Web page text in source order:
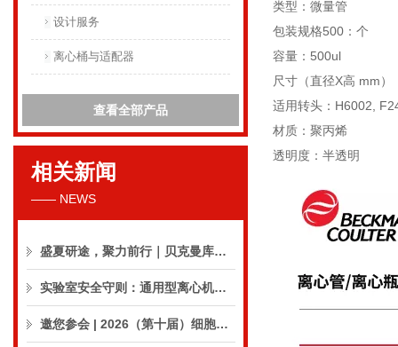
设计服务
离心桶与适配器
查看全部产品
相关新闻
—— NEWS
盛夏研途，聚力前行｜贝克曼库尔特生命科学8月活动预告
实验室安全守则：通用型离心机操作与保养的10个要点
邀您参会 | 2026（第十届）细胞外囊泡合规与临床应用大会
类型：微量管
包装规格500：个
容量：500ul
尺寸（直径X高 mm）
适用转头：H6002,
材质：聚丙烯
透明度：半透明